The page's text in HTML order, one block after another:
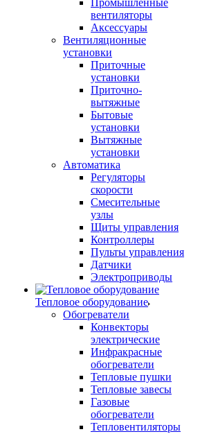
Промышленные
вентиляторы
Аксессуары
Вентиляционные
установки
Приточные
установки
Приточно-
вытяжные
Бытовые
установки
Вытяжные
установки
Автоматика
Регуляторы
скорости
Смесительные
узлы
Щиты управления
Контроллеры
Пульты управления
Датчики
Электроприводы
Тепловое оборудование
Обогреватели
Конвекторы
электрические
Инфракрасные
обогреватели
Тепловые пушки
Тепловые завесы
Газовые
обогреватели
Тепловентиляторы